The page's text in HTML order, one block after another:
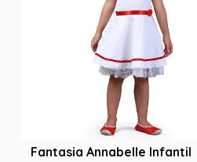
Fantasia Annabelle Infantil